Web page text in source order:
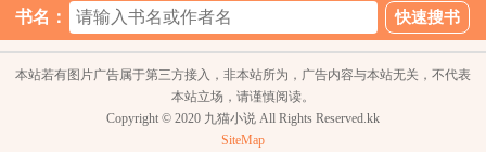
书名：
本站若有图片广告属于第三方接入，非本站所为，广告内容与本站无关，不代表
本站立场，请谨慎阅读。
Copyright © 2020 九猫小说 All Rights Reserved.kk
SiteMap